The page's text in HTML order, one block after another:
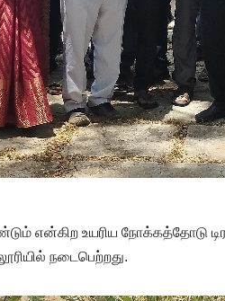
என்கிற உயரிய நோக்கத்தோடு
நடைபெற்றது.